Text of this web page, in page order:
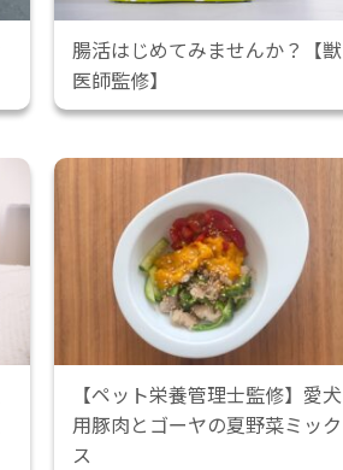
腸活はじめてみませんか？【獣
医師監修】
【ペット栄養管理士監修】愛犬
用豚肉とゴーヤの夏野菜ミック
ス